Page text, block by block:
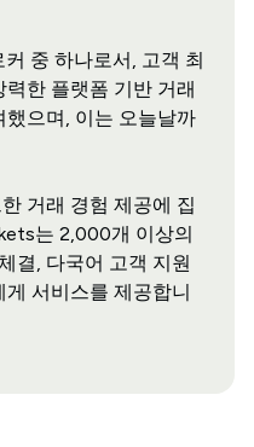
중 하나로서, 고객 최
한 플랫폼 기반 거래
으며, 이는 오늘날까
거래 경험 제공에 집
는 2,000개 이상의
결, 다국어 고객 지원
서비스를 제공합니